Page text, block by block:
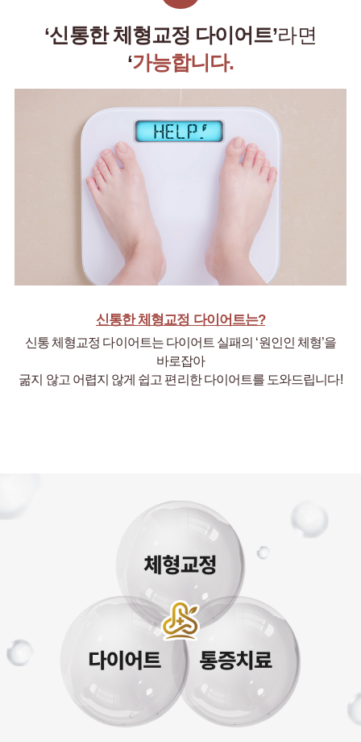
‘신통한 체형교정 다이어트’라면
‘가능합니다.
신통한 체형교정 다이어트는?
신통 체형교정 다이어트는 다이어트 실패의 ‘원인인 체형’을
바로잡아
굶지 않고 어렵지 않게 쉽고 편리한 다이어트를 도와드립니다!